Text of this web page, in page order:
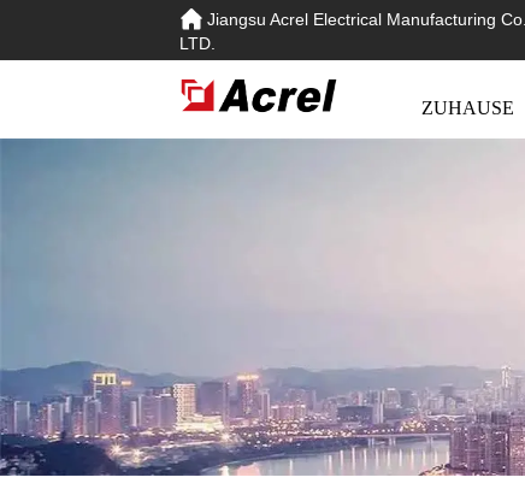
Jiangsu Acrel Electrical Manufacturing Co.,
LTD.
ZUHAUSE